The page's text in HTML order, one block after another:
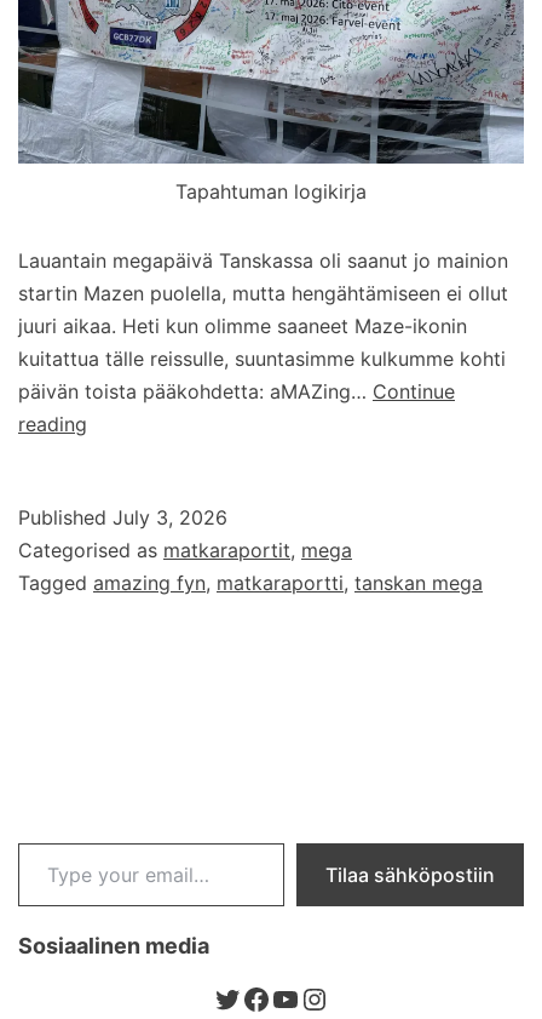
Tapahtuman logikirja
Lauantain megapäivä Tanskassa oli saanut jo mainion
startin Mazen puolella, mutta hengähtämiseen ei ollut
juuri aikaa. Heti kun olimme saaneet Maze-ikonin
kuitattua tälle reissulle, suuntasimme kulkumme kohti
päivän toista pääkohdetta: aMAZing… Continue
reading
aMAZing
Fyn
2026
Published July 3, 2026
Categorised as matkaraportit, mega
Tagged amazing fyn, matkaraportti, tanskan mega
Type your email…
Tilaa sähköpostiin
Sosiaalinen media
Twitter
Facebook
YouTube
Instagram